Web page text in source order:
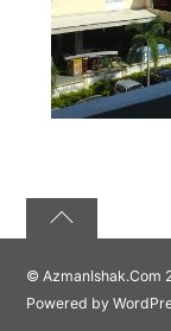
©AzmanIshak.Com
Powered by